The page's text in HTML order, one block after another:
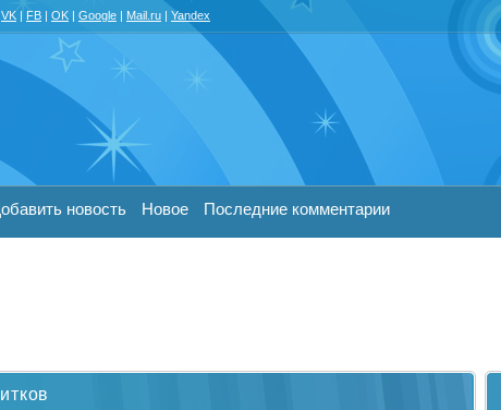
VK | FB | OK | Google | Mail.ru | Yandex
новость Новое Последние комментарии